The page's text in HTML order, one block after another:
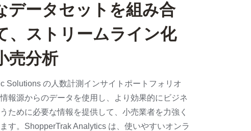
データセットを組み合
、ストリームライン化
売分析
Solutions の人数計測インサイトポートフォリオ
報源からのデータを使用し、より効果的にビジネ
ために必要な情報を提供して、小売業者を力強く
す。ShopperTrak Analytics は、使いやすいオンラ